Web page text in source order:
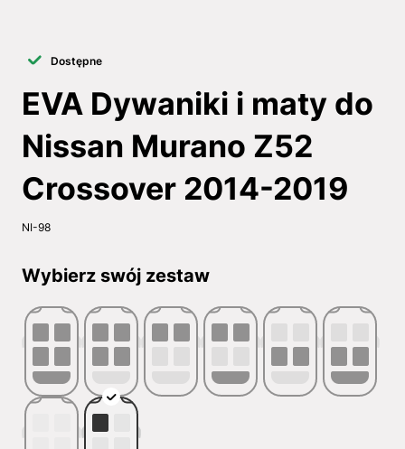
Dostępne
EVA Dywaniki i maty do
Nissan Murano Z52
Crossover 2014-2019
NI-98
Wybierz swój zestaw